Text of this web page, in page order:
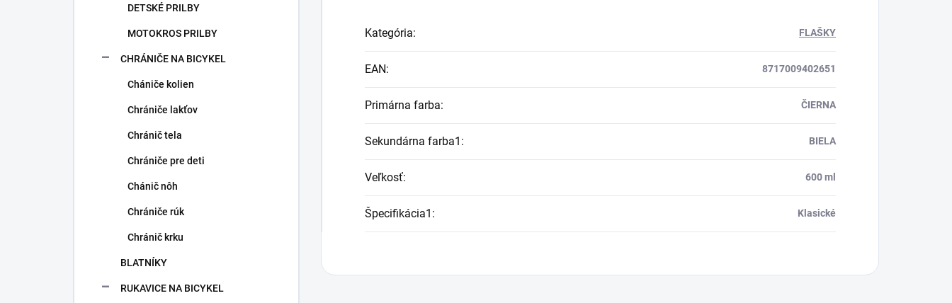
DETSKÉ PRILBY
MOTOKROS PRILBY
CHRÁNIČE NA BICYKEL
Chániče kolien
Chrániče lakťov
Chránič tela
Chrániče pre deti
Chánič nôh
Chrániče rúk
Chránič krku
BLATNÍKY
RUKAVICE NA BICYKEL
Kategória: FLAŠKY
EAN: 8717009402651
Primárna farba: ČIERNA
Sekundárna farba1 : BIELA
Veľkosť: 600 ml
Špecifikácia1 : Klasické